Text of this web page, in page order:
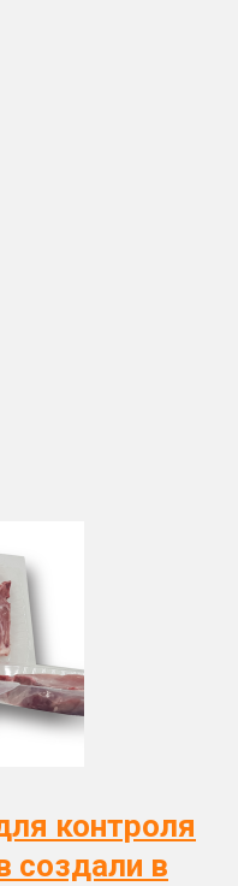
контроля
создали в